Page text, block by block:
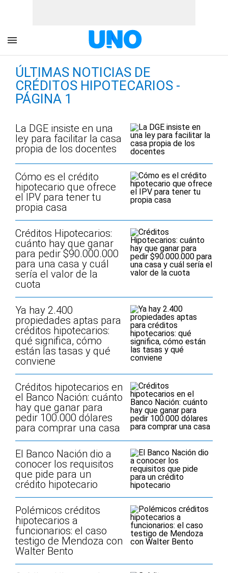
ÚLTIMAS NOTICIAS DE
CRÉDITOS HIPOTECARIOS -
PÁGINA 1
La DGE insiste en una
ley para facilitar la casa
propia de los docentes
Cómo es el crédito
hipotecario que ofrece
el IPV para tener tu
propia casa
Créditos Hipotecarios:
cuánto hay que ganar
para pedir $90.000.000
para una casa y cuál
sería el valor de la
cuota
Ya hay 2.400
propiedades aptas para
créditos hipotecarios:
qué significa, cómo
están las tasas y qué
conviene
Créditos hipotecarios en
el Banco Nación: cuánto
hay que ganar para
pedir 100.000 dólares
para comprar una casa
El Banco Nación dio a
conocer los requisitos
que pide para un
crédito hipotecario
Polémicos créditos
hipotecarios a
funcionarios: el caso
testigo de Mendoza con
Walter Bento